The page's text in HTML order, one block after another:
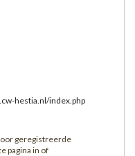
hestia.nl/index.php
geregistreerde
pagina in of